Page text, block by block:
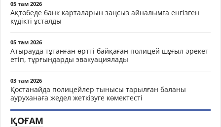
05 там 2026
Ақтөбеде банк карталарын заңсыз айналымға енгізген
күдікті ұсталды
05 там 2026
Атырауда тұтанған өртті байқаған полицей шұғыл әрекет
етіп, тұрғындарды эвакуациялады
03 там 2026
Қостанайда полицейлер тынысы тарылған баланы
ауруханаға жедел жеткізуге көмектесті
ҚОҒАМ